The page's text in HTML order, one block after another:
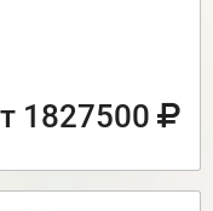
1827500